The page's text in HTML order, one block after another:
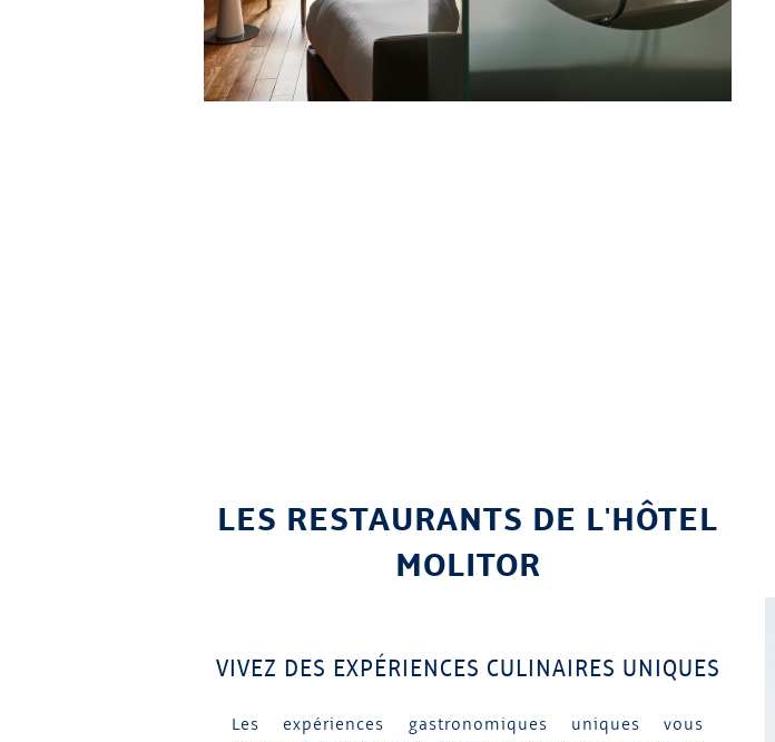
LES RESTAURANTS DE L'HÔTEL
MOLITOR
VIVEZ DES EXPÉRIENCES CULINAIRES UNIQUES
Les expériences gastronomiques uniques vous